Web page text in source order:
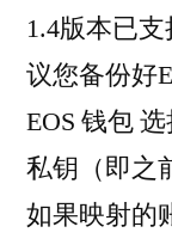
1.4版本已
议您备份好
EOS 钱包
私钥（即之
如果映射的